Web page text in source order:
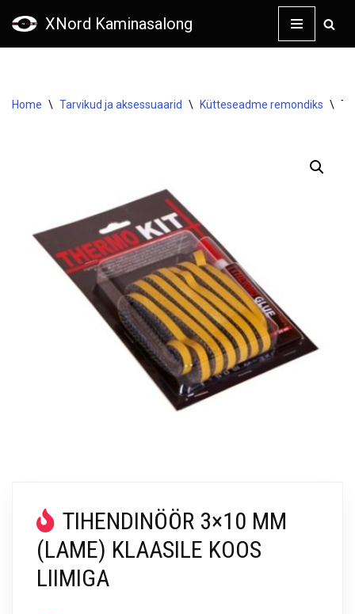
XNord Kaminasalong
Home \ Tarvikud ja aksessuaarid \ Kütteseadme remondiks \
TIHENDINÖÖR 3×10 MM
(LAME) KLAASILE KOOS
LIIMIGA